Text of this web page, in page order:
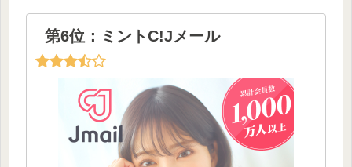
第6位：ミントC!Jメール